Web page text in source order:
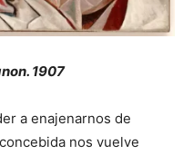
1907
a enajenarnos de
nos vuelve